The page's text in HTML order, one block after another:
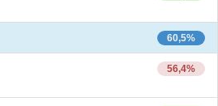
60,5%
56,4%